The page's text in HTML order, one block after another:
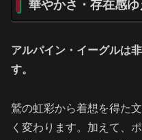
華やかさ・存在感
アルパイン・イーグルは
す。
鷲の虹彩から着想を得た
く変わります。加えて、